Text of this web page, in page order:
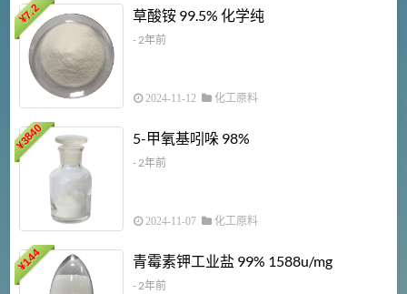
¥
7.2 草酸铵 99.5% 化学纯
- 2年前
2024-11-12 化工原料
¥
3840 5-甲氧基吲哚 98%
- 2年前
2024-11-07 化工原料
¥
144 青霉素钾工业盐 99% 1588u/mg
- 2年前